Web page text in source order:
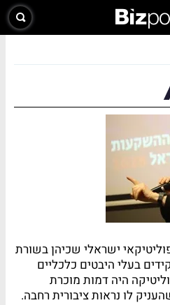
ישראלי שכיהן בשורת
בעלי היבטים כלכליים
היה דמות מוכרת
לו נראות ציבורית רחבה.